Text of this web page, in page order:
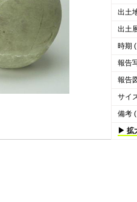
出土
出土
時期
報告
報告
サイ
備考
▶ 拡